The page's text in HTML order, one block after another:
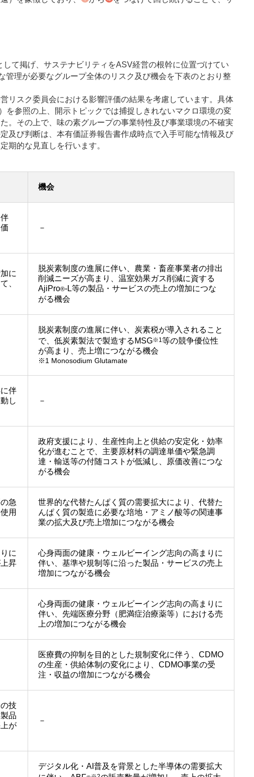
て掲げ、サステナビリティをASV経営の根幹に位置づけてい
理が必要なグループ全体のリスク及び機会を下表のとおり整
リスク委員会における影響評価の結果を考慮しています。具体
参照の上、開示トピックでは捕捉しきれないマクロ環境の変
。その上で、味の素グループの事業特性及び事業環境の不確実
及び判断は、本有価証券報告書作成時点で入手可能な情報及び
期的な見直しを行います。
機会
－
に
、
脱炭素制度の進展に伴い、農業・畜産事業者の排出
削減ニーズが高まり、温室効果ガス削減に資する
AjiPro®-L等の製品・サービスの売上の増加につな
がる機会
脱炭素制度の進展に伴い、炭素税が導入されること
で、低炭素製法で製造するMSG※1等の競争優位性
が高まり、売上増につながる機会
※1 Monosodium Glutamate
伴
し
－
政府支援により、生産性向上と供給の安定化・効率
化が進むことで、主要原材料の調達単価や緊急調
達・輸送等の付随コストが低減し、原価改善につな
がる機会
急
用
世界的な代替たんぱく質の需要拡大により、代替た
んぱく質の製造に必要な培地・アミノ酸等の関連事
業の拡大及び売上増加につながる機会
に
昇
心身両面の健康・ウェルビーイング志向の高まりに
伴い、基準や規制等に沿った製品・サービスの売上
増加につながる機会
心身両面の健康・ウェルビーイング志向の高まりに
伴い、先端医療分野（肥満症治療薬等）における売
上の増加につながる機会
医療費の抑制を目的とした規制変化に伴う、CDMO
の生産・供給体制の変化により、CDMO事業の受
注・収益の増加につながる機会
技
品
が
－
デジタル化・AI普及を背景とした半導体の需要拡大